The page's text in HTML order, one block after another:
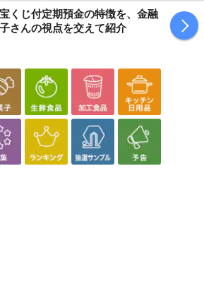
くじ付定期預金の特徴を、金融
さんの視点を交えて紹介